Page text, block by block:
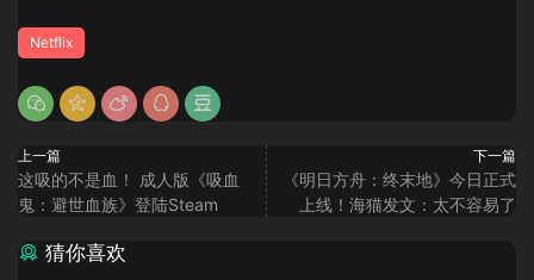
Netflix
上一篇
这吸的不是血！ 成人版《吸血
鬼：避世血族》登陆Steam
下一篇
《明日方舟：终末地》今日正式
上线！海猫发文：太不容易了
猜你喜欢